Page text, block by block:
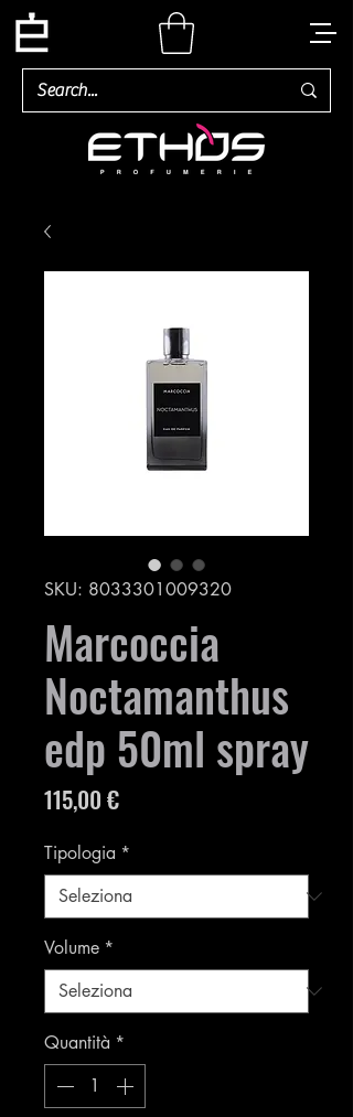
SKU: 8033301009320
Marcoccia
Noctamanthus
edp 50ml spray
115,00 €Prezzo
Tipologia *
Volume *
Quantità *